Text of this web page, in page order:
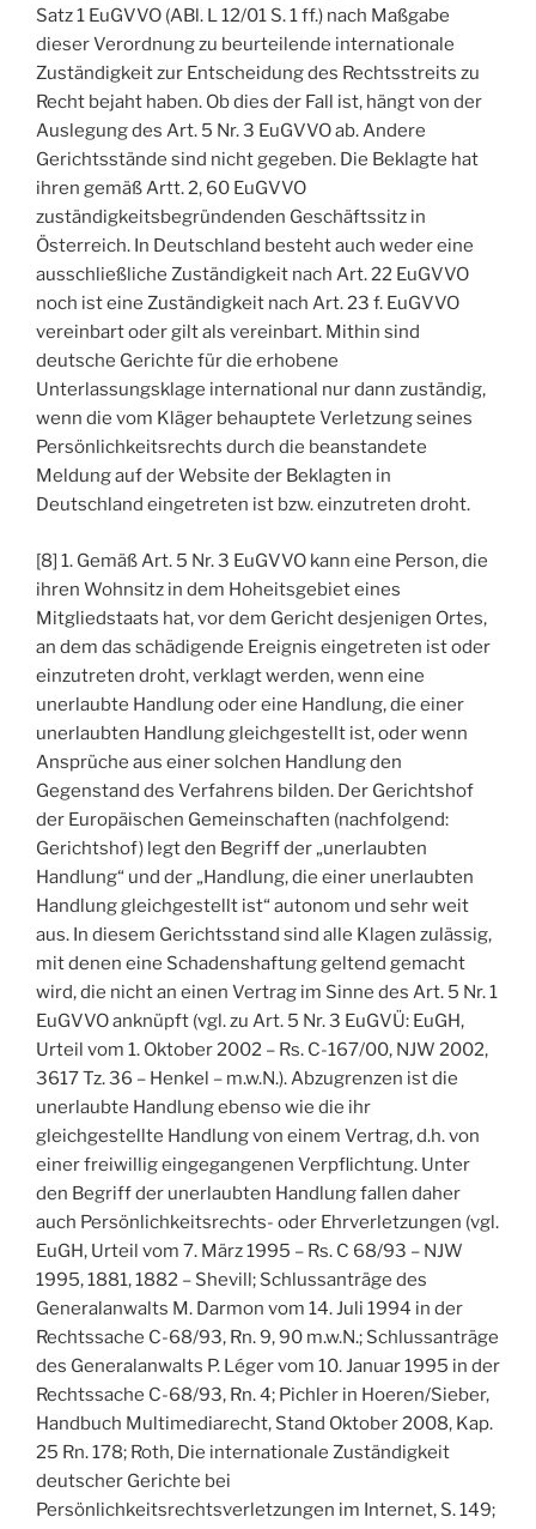
Satz 1 EuGVVO (ABl. L 12/01 S. 1 ff.) nach Maßgabe
dieser Verordnung zu beurteilende internationale
Zuständigkeit zur Entscheidung des Rechtsstreits zu
Recht bejaht haben. Ob dies der Fall ist, hängt von der
Auslegung des Art. 5 Nr. 3 EuGVVO ab. Andere
Gerichtsstände sind nicht gegeben. Die Beklagte hat
ihren gemäß Artt. 2, 60 EuGVVO
zuständigkeitsbegründenden Geschäftssitz in
Österreich. In Deutschland besteht auch weder eine
ausschließliche Zuständigkeit nach Art. 22 EuGVVO
noch ist eine Zuständigkeit nach Art. 23 f. EuGVVO
vereinbart oder gilt als vereinbart. Mithin sind
deutsche Gerichte für die erhobene
Unterlassungsklage international nur dann zuständig,
wenn die vom Kläger behauptete Verletzung seines
Persönlichkeitsrechts durch die beanstandete
Meldung auf der Website der Beklagten in
Deutschland eingetreten ist bzw. einzutreten droht.
[8] 1. Gemäß Art. 5 Nr. 3 EuGVVO kann eine Person, die
ihren Wohnsitz in dem Hoheitsgebiet eines
Mitgliedstaats hat, vor dem Gericht desjenigen Ortes,
an dem das schädigende Ereignis eingetreten ist oder
einzutreten droht, verklagt werden, wenn eine
unerlaubte Handlung oder eine Handlung, die einer
unerlaubten Handlung gleichgestellt ist, oder wenn
Ansprüche aus einer solchen Handlung den
Gegenstand des Verfahrens bilden. Der Gerichtshof
der Europäischen Gemeinschaften (nachfolgend:
Gerichtshof) legt den Begriff der „unerlaubten
Handlung“ und der „Handlung, die einer unerlaubten
Handlung gleichgestellt ist“ autonom und sehr weit
aus. In diesem Gerichtsstand sind alle Klagen zulässig,
mit denen eine Schadenshaftung geltend gemacht
wird, die nicht an einen Vertrag im Sinne des Art. 5 Nr. 1
EuGVVO anknüpft (vgl. zu Art. 5 Nr. 3 EuGVÜ: EuGH,
Urteil vom 1. Oktober 2002 – Rs. C-167/00, NJW 2002,
3617 Tz. 36 – Henkel – m.w.N.). Abzugrenzen ist die
unerlaubte Handlung ebenso wie die ihr
gleichgestellte Handlung von einem Vertrag, d.h. von
einer freiwillig eingegangenen Verpflichtung. Unter
den Begriff der unerlaubten Handlung fallen daher
auch Persönlichkeitsrechts- oder Ehrverletzungen (vgl.
EuGH, Urteil vom 7. März 1995 – Rs. C 68/93 – NJW
1995, 1881, 1882 – Shevill; Schlussanträge des
Generalanwalts M. Darmon vom 14. Juli 1994 in der
Rechtssache C-68/93, Rn. 9, 90 m.w.N.; Schlussanträge
des Generalanwalts P. Léger vom 10. Januar 1995 in der
Rechtssache C-68/93, Rn. 4; Pichler in Hoeren/Sieber,
Handbuch Multimediarecht, Stand Oktober 2008, Kap.
25 Rn. 178; Roth, Die internationale Zuständigkeit
deutscher Gerichte bei
Persönlichkeitsrechtsverletzungen im Internet, S. 149;